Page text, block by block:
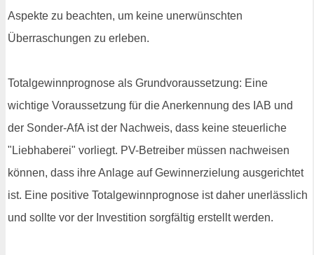
Aspekte zu beachten, um keine unerwünschten
Überraschungen zu erleben.
Totalgewinnprognose als Grundvoraussetzung: Eine
wichtige Voraussetzung für die Anerkennung des IAB und
der Sonder-AfA ist der Nachweis, dass keine steuerliche
"Liebhaberei" vorliegt. PV-Betreiber müssen nachweisen
können, dass ihre Anlage auf Gewinnerzielung ausgerichtet
ist. Eine positive Totalgewinnprognose ist daher unerlässlich
und sollte vor der Investition sorgfältig erstellt werden.